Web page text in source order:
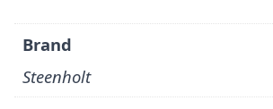
Brand
Steenholt